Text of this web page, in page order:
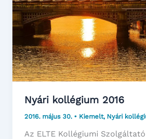
Nyári kollégium 2016
2016. május 30. • Kiemelt, Nyári
Az ELTE Kollégiumi